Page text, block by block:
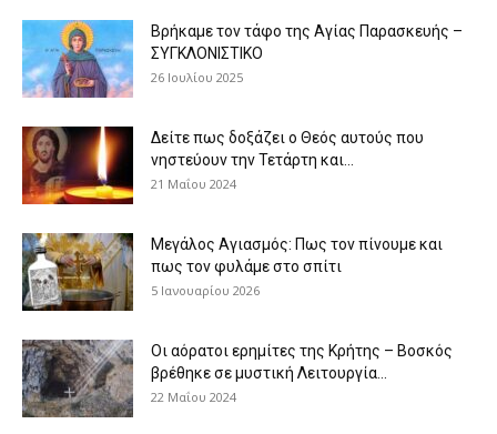
Βρήκαμε τον τάφο της Αγίας Παρασκευής –
ΣΥΓΚΛΟΝΙΣΤΙΚΟ
26 Ιουλίου 2025
Δείτε πως δοξάζει ο Θεός αυτούς που
νηστεύουν την Τετάρτη και...
21 Μαΐου 2024
Μεγάλος Αγιασμός: Πως τον πίνουμε και
πως τον φυλάμε στο σπίτι
5 Ιανουαρίου 2026
Οι αόρατοι ερημίτες της Κρήτης – Βοσκός
βρέθηκε σε μυστική Λειτουργία...
22 Μαΐου 2024